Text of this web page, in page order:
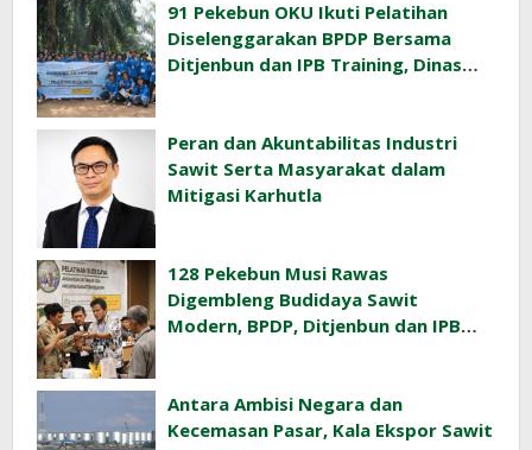
91 Pekebun OKU Ikuti Pelatihan
Diselenggarakan BPDP Bersama
Ditjenbun dan IPB Training, Dinas
Peran dan Akuntabilitas Industri
Sawit Serta Masyarakat dalam
Mitigasi Karhutla
128 Pekebun Musi Rawas
Digembleng Budidaya Sawit
Modern, BPDP, Ditjenbun dan IPB
Antara Ambisi Negara dan
Kecemasan Pasar, Kala Ekspor Sawit